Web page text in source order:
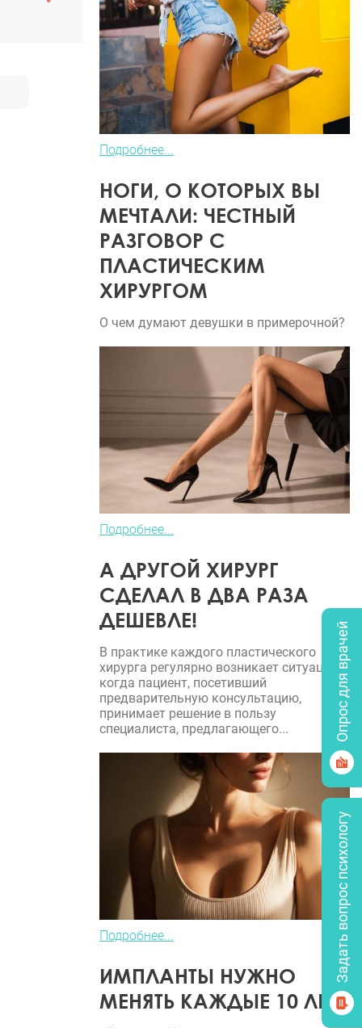
Подробнее...
НОГИ, О КОТОРЫХ ВЫ
МЕЧТАЛИ: ЧЕСТНЫЙ
РАЗГОВОР С
ПЛАСТИЧЕСКИМ
ХИРУРГОМ
О чем думают девушки в примерочной?
Подробнее...
А ДРУГОЙ ХИРУРГ
СДЕЛАЛ В ДВА РАЗА
ДЕШЕВЛЕ!
В практике каждого пластического
хирурга регулярно возникает ситуация,
когда пациент, посетивший
предварительную консультацию,
принимает решение в пользу
специалиста, предлагающего...
Подробнее...
ИМПЛАНТЫ НУЖНО
МЕНЯТЬ КАЖДЫЕ 10 ЛЕТ?
Опрос для врачей
Задать вопрос психологу